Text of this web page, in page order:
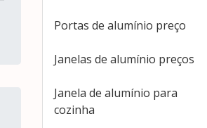
Portas de alumínio preço
Janelas de alumínio preços
Janela de alumínio para
cozinha